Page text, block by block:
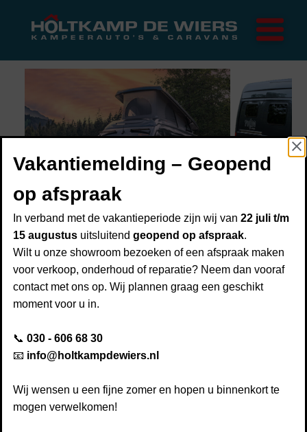
Home
Merken
FRANKIA
Campers
Caravans
Onderhoud
Over ons
Over Holtkamp de Wiers
Showroom
Financiering
Inruilen
Verzekering
Afspraak maken
Kwaliteit & service
Nieuws
Contact
Vakantiemelding – Geopend
op afspraak
In verband met de vakantieperiode zijn wij van 22 juli t/m
15 augustus uitsluitend geopend op afspraak.
Wilt u onze showroom bezoeken of een afspraak maken
voor verkoop, onderhoud of reparatie? Neem dan vooraf
contact met ons op. Wij plannen graag een geschikt
moment voor u in.
📞 030 - 606 68 30
📧 info@holtkampdewiers.nl
Wij wensen u een fijne zomer en hopen u binnenkort te
mogen verwelkomen!
K-Peak
Mercedes
Yucon